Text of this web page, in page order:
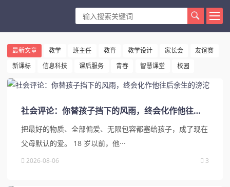
最新文章 教学 班主任 教育 教学设计 家长会
友谊赛
新课标
信息科技 课后服务 青春 智慧课堂 校园
社会评论：你替孩子挡下的风雨，终会化作他往后余生的滂沱
把最好的物质、全部偏爱、无限包容都塞给孩子，成了现在
父母默认的爱。 18 岁以前，他···
2026-08-06 3